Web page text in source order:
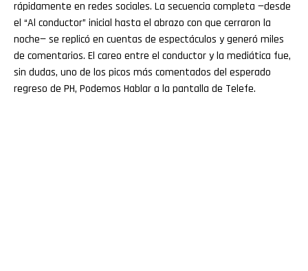
rápidamente en redes sociales. La secuencia completa —desde
el “Al conductor” inicial hasta el abrazo con que cerraron la
noche— se replicó en cuentas de espectáculos y generó miles
de comentarios. El careo entre el conductor y la mediática fue,
sin dudas, uno de los picos más comentados del esperado
regreso de PH, Podemos Hablar a la pantalla de Telefe.